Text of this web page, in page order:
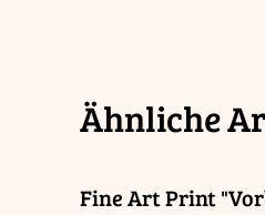
Ähnliche
Fine Art Print